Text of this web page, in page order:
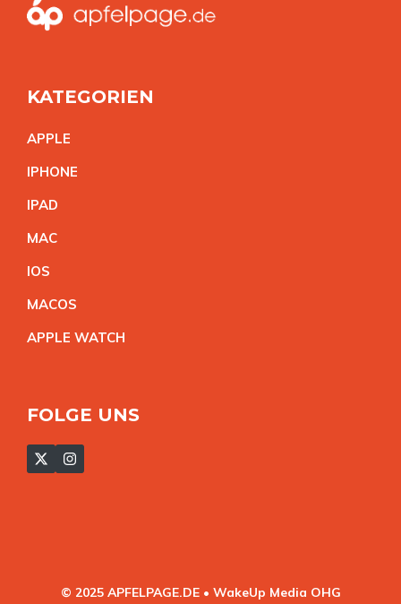
KATEGORIEN
APPLE
IPHONE
IPAD
MAC
IOS
MACOS
APPLE WATCH
FOLGE UNS
© 2025 APFELPAGE.DE • WakeUp Media OHG